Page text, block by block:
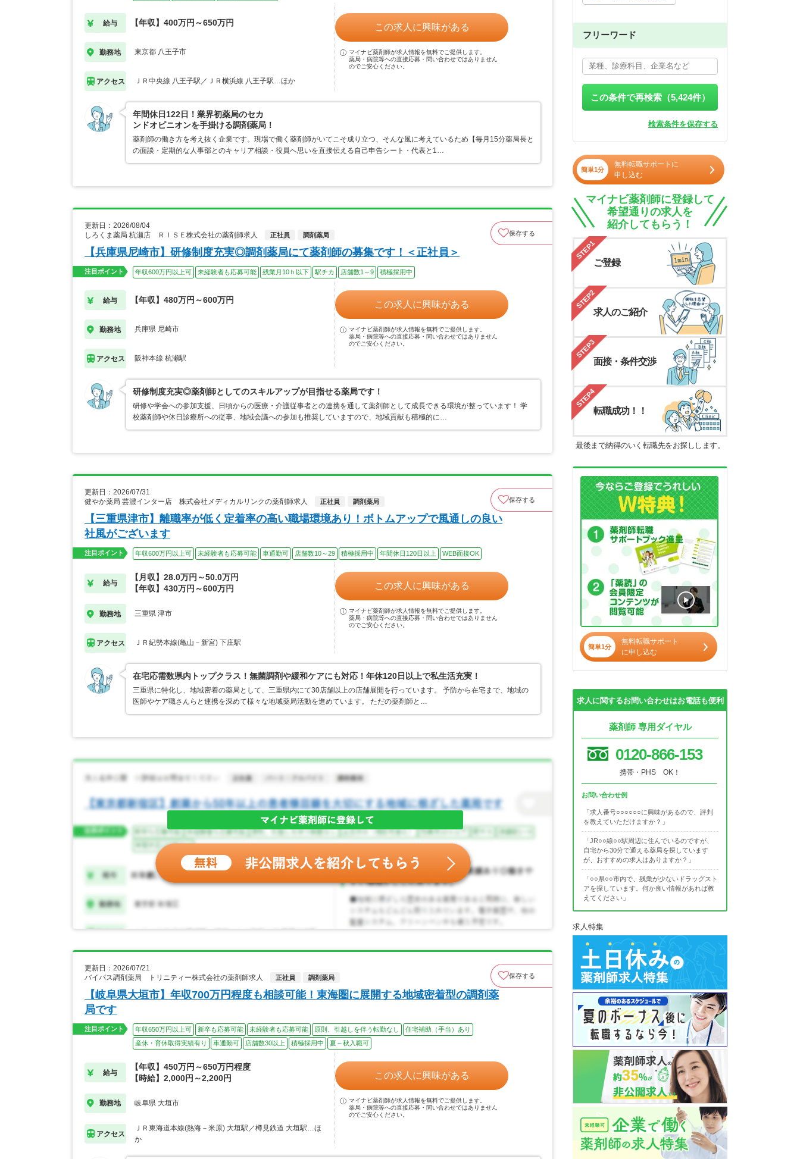
給与 【年収】400万円～650万円
勤務地 東京都 八王子市
アクセス ＪＲ中央線 八王子駅／ＪＲ横浜線 八王子駅…ほか
この求人に興味がある
マイナビ薬剤師が求人情報を無料でご提供します。
薬局・病院等への直接応募・問い合わせではありません
のでご安心ください。
年間休日122日！業界初薬局のセカ
ンドオピニオンを手掛ける調剤薬局！
薬剤師の働き方を考え抜く企業です。現場で働く薬剤師がいてこそ成り立つ、そんな風に考えているため【毎月15分薬局長と
の面談・定期的な人事部とのキャリア相談・役員へ思いを直接伝える自己申告シート・代表と1…
更新日：2026/08/04
しろくま薬局 杭瀬店 ＲＩＳＥ株式会社の薬剤師求人
正社員 調剤薬局 保存する
【兵庫県尼崎市】研修制度充実◎調剤薬局にて薬剤師の募集です！＜正社員＞
注目ポイント 年収600万円以上可 未経験者も応募可能 残業月10ｈ以下 駅チカ 店舗数1～9 積極採用中
給与 【年収】480万円～600万円
勤務地 兵庫県 尼崎市
アクセス 阪神本線 杭瀬駅
この求人に興味がある
マイナビ薬剤師が求人情報を無料でご提供します。
薬局・病院等への直接応募・問い合わせではありません
のでご安心ください。
研修制度充実◎薬剤師としてのスキルアップが目指せる薬局です！
研修や学会への参加支援、日頃からの医療・介護従事者との連携を通して薬剤師として成長できる環境が整っています！ 学
校薬剤師や休日診療所への従事、地域会議への参加も推奨していますので、地域貢献も積極的に…
更新日：2026/07/31
健やか薬局 芸濃インター店 株式会社メディカルリンクの薬剤師求人
正社員 調剤薬局 保存する
【三重県津市】離職率が低く定着率の高い職場環境あり！ボトムアップで風通しの良い
社風がございます
注目ポイント 年収600万円以上可 未経験者も応募可能 車通勤可 店舗数10～29 積極採用中 年間休日120日以上 WEB面接OK
給与
【月収】28.0万円～50.0万円
【年収】430万円～600万円
勤務地 三重県 津市
アクセス ＪＲ紀勢本線(亀山－新宮) 下庄駅
この求人に興味がある
マイナビ薬剤師が求人情報を無料でご提供します。
薬局・病院等への直接応募・問い合わせではありません
のでご安心ください。
在宅応需数県内トップクラス！無菌調剤や緩和ケアにも対応！年休120日以上で私生活充実！
三重県に特化し、地域密着の薬局として、三重県内にて30店舗以上の店舗展開を行っています。 予防から在宅まで、地域の
医師やケア職さんらと連携を深めて様々な地域薬局活動を進めています。 ただの薬剤師と…
更新日：2026/07/21
バイパス調剤薬局 トリニティー株式会社の薬剤師求人
正社員 調剤薬局 保存する
【岐阜県大垣市】年収700万円程度も相談可能！東海圏に展開する地域密着型の調剤薬
局です
注目ポイント 年収650万円以上可 新卒も応募可能 未経験者も応募可能 原則、引越しを伴う転勤なし
住宅補助（手当）あり
産休・育休取得実績有り
車通勤可 店舗数30以上 積極採用中 夏～秋入職可
給与
【年収】450万円～650万円程度
【時給】2,000円～2,200円
勤務地 岐阜県 大垣市
アクセス
ＪＲ東海道本線(熱海－米原) 大垣駅／樽見鉄道 大垣駅…ほ
か
この求人に興味がある
マイナビ薬剤師が求人情報を無料でご提供します。
薬局・病院等への直接応募・問い合わせではありません
のでご安心ください。
フリーワード
この条件で再検索（5,424件）
検索条件を保存する
簡単1分
無料転職サポートに
申し込む
マイナビ薬剤師に登録して
希望通りの求人を
紹介してもらう！
STEP1
ご登録
STEP2
求人のご紹介
STEP3
面接・条件交渉
STEP4
転職成功！！
最後まで納得のいく転職先をお探しします。
簡単1分
無料転職サポート
に申し込む
求人に関するお問い合わせはお電話も便利
薬剤師 専用ダイヤル
0120-866-153
携帯・PHS OK！
お問い合わせ例
「求人番号○○○○○○に興味があるので、評判
を教えていただけますか？」
「JR○○線○○駅周辺に住んでいるのですが、
自宅から30分で通える薬局を探しています
が、おすすめの求人はありますか？」
「○○県○○市内で、残業が少ないドラッグスト
アを探しています。何か良い情報があれば教
えてください」
求人特集